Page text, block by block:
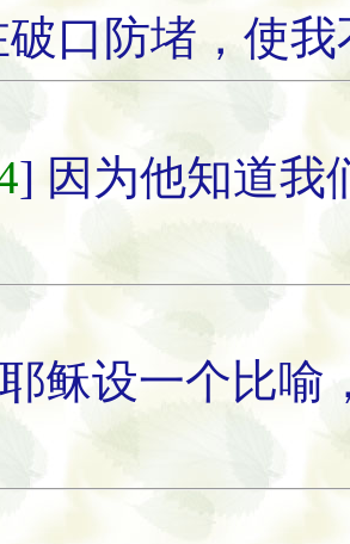
口防堵，使
] 因为他知道我
稣设一个比喻